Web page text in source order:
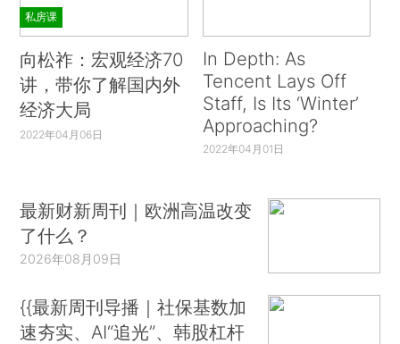
私房课
向松祚：宏观经济70
讲，带你了解国内外
经济大局
2022年04月06日
In Depth: As
Tencent Lays Off
Staff, Is Its ‘Winter’
Approaching?
2022年04月01日
最新财新周刊｜欧洲高温改变
了什么？
2026年08月09日
{{最新周刊导播｜社保基数加
速夯实、AI“追光”、韩股杠杆